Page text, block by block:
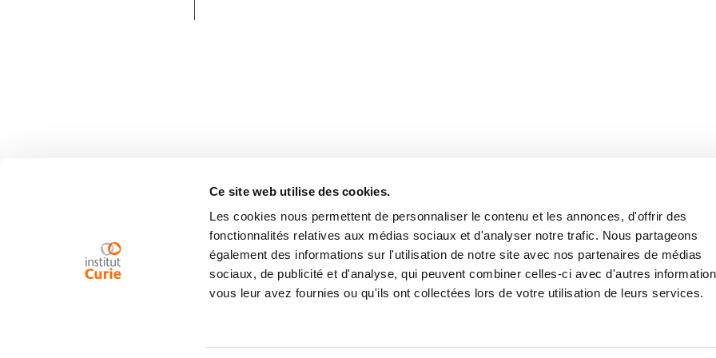
Ce site web utilise des cookies.
Les cookies nous permettent de personnaliser le contenu et les annonces, d'offrir des
fonctionnalités relatives aux médias sociaux et d'analyser notre trafic. Nous partageons
également des informations sur l'utilisation de notre site avec nos partenaires de médias
sociaux, de publicité et d'analyse, qui peuvent combiner celles-ci avec d'autres
vous leur avez fournies ou qu'ils ont collectées lors de votre utilisation de leurs services.
Mentions légales